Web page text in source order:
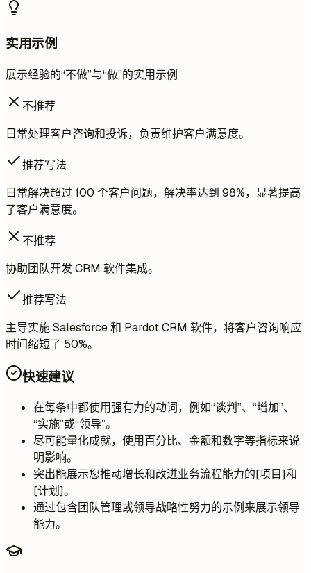
实用示例
展示经验的“不做”与“做”的实用示例
不推荐
日常处理客户咨询和投诉，负责维护客户满意度。
推荐写法
日常解决超过 100 个客户问题，解决率达到 98%，显著提高
了客户满意度。
不推荐
协助团队开发 CRM 软件集成。
推荐写法
主导实施 Salesforce 和 Pardot CRM 软件，将客户咨询响应
时间缩短了 50%。
快速建议
在每条中都使用强有力的动词，例如“谈判”、“增加”、
“实施”或“领导”。
尽可能量化成就，使用百分比、金额和数字等指标来说
明影响。
突出能展示您推动增长和改进业务流程能力的[项目]和
[计划]。
通过包含团队管理或领导战略性努力的示例来展示领导
能力。